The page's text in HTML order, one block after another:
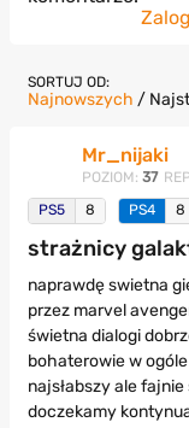
SORTUJ OD:
Najnowszych /
Mr_nijaki
POZIOM: 37
PS5 8 PS4 8
strażnicy
naprawdę swietna
przez marvel
świetna dialogi
bohaterowie w
najsłabszy ale
doczekamy